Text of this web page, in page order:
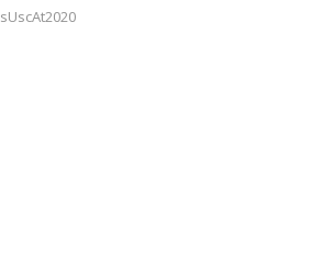
sUscAt2020